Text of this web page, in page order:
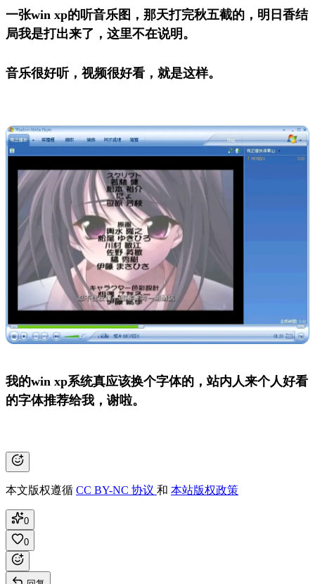
一张win xp的听音乐图，那天打完秋五截的，明日香结
局我是打出来了，这里不在说明。
音乐很好听，视频很好看，就是这样。
我的win xp系统真应该换个字体的，站内人来个人好看
的字体推荐给我，谢啦。
本文版权遵循 CC BY-NC 协议 和 本站版权政策
0
0